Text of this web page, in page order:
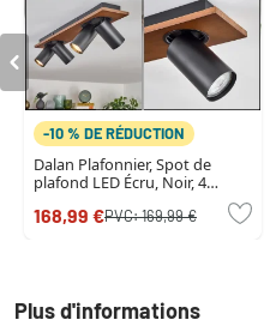
-10 % DE RÉDUCTION
Dalan Plafonnier, Spot de
plafond LED Écru, Noir, 4
168,99 €PVC:169,99 €
Plus d'informations